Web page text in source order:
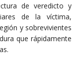
de veredicto y
de la víctima,
y sobrevivientes
que rápidamente